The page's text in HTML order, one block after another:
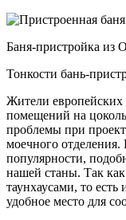
Баня-пристройка из
Тонкости бань-
Жители
помещений на
проблемы при
моечного отделения.
популярности,
нашей станы. Так
таунхаусами, то
удобное место для